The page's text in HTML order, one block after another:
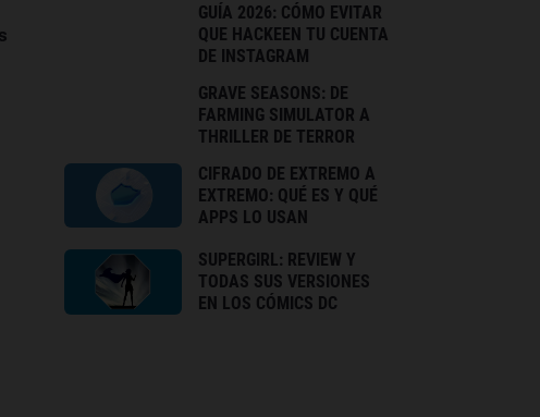
GUÍA 2026: CÓMO EVITAR
QUE HACKEEN TU CUENTA
DE INSTAGRAM
GRAVE SEASONS: DE
FARMING SIMULATOR A
THRILLER DE TERROR
CIFRADO DE EXTREMO A
EXTREMO: QUÉ ES Y QUÉ
APPS LO USAN
SUPERGIRL: REVIEW Y
TODAS SUS VERSIONES
EN LOS CÓMICS DC